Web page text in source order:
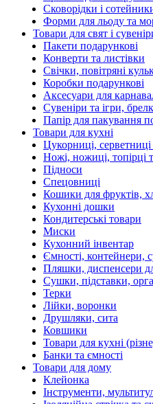
Сковорідки і
Форми для льоду та
Товари для свят і
Пакети подарункові
Конверти та листівки
Свічки, повітряні
Коробки подарункові
Аксесуари для
Сувеніри та ігри,
Папір для пакування
Товари для кухні
Цукорниці, серветниці
Ножі, ножиці, топірці
Підноси
Спецовниці
Кошики для фруктів,
Кухонні дошки
Кондитерські товари
Миски
Кухонний інвентар
Ємності, контейнери,
Пляшки, диспенсери
Сушки, підставки,
Терки
Лійки, воронки
Друшляки, сита
Ковшики
Товари для кухні
Банки та ємності
Товари для дому
Клейонка
Інструменти,